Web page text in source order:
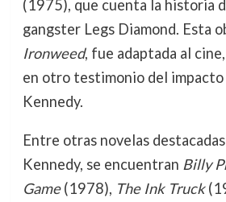
(1975), que cuenta la historia
gangster Legs Diamond. Esta
Ironweed, fue adaptada al
en otro testimonio del
Kennedy.
Entre otras novelas
Kennedy, se encuentran Billy
Game(1978), The Ink Truck